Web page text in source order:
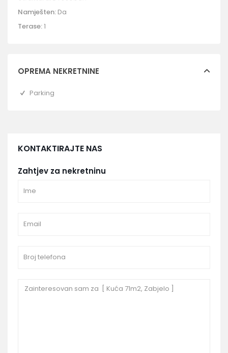
Namješten: Da
Terase:1
OPREMA NEKRETNINE
Parking
KONTAKTIRAJTE NAS
Zahtjev za nekretninu